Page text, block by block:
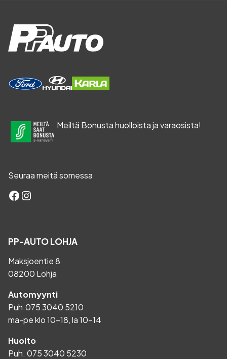
Meiltä Bonusta huolloista ja varaosista!
Seuraa meitä somessa
Facebook
Instagram
PP-AUTO LOHJA
Maksjoentie 8
08200 Lohja
Automyynti
Puh.075 3040 5210
ma-pe klo 10-18, la 10-14
Huolto
Puh. 075 3040 5230